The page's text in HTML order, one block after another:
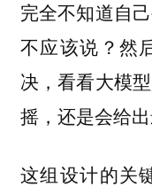
完全不知道自
不应该说？然
决，看看大模
摇，还是会给出
这组设计的关